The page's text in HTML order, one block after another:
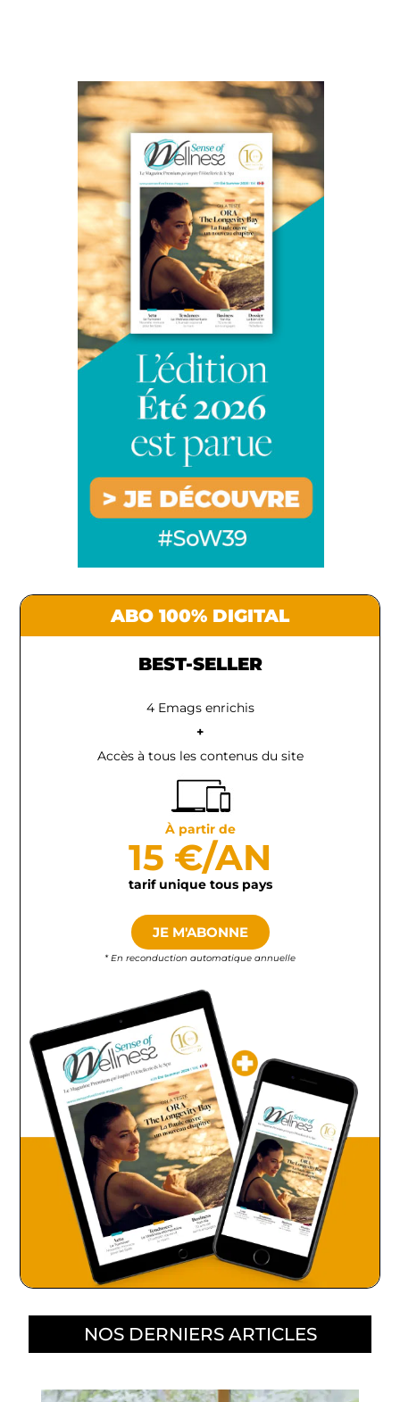
ABO 100% DIGITAL
BEST-SELLER
4 Emags enrichis
+
Accès à tous les contenus du site
À partir de
15 €/AN
tarif unique tous pays
JE M'ABONNE
* En reconduction automatique annuelle
NOS DERNIERS ARTICLES